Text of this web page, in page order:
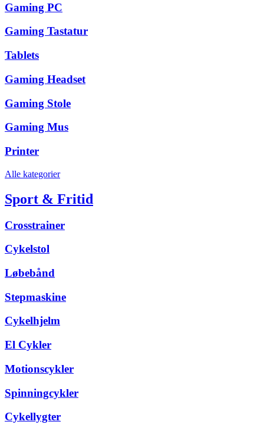
Gaming PC
Gaming Tastatur
Tablets
Gaming Headset
Gaming Stole
Gaming Mus
Printer
Alle kategorier
Sport & Fritid
Crosstrainer
Cykelstol
Løbebånd
Stepmaskine
Cykelhjelm
El Cykler
Motionscykler
Spinningcykler
Cykellygter